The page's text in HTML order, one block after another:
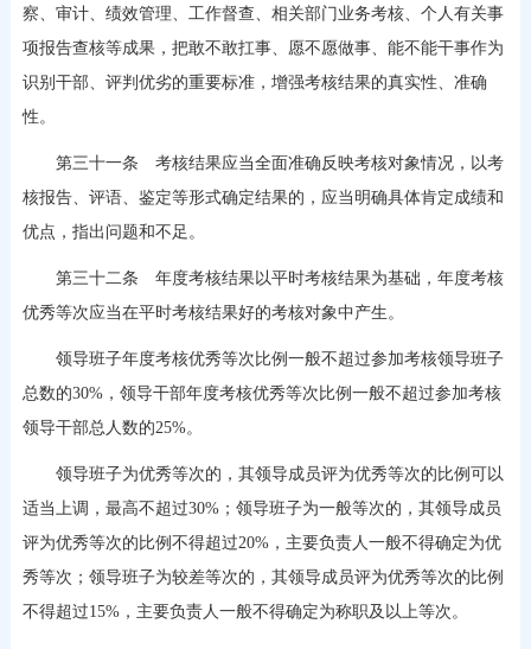
察、审计、绩效管理、工作督查、相关部门业务考核、个人有关事
项报告查核等成果，把敢不敢扛事、愿不愿做事、能不能干事作为
识别干部、评判优劣的重要标准，增强考核结果的真实性、准确
性。
第三十一条 考核结果应当全面准确反映考核对象情况，以考
核报告、评语、鉴定等形式确定结果的，应当明确具体肯定成绩和
优点，指出问题和不足。
第三十二条 年度考核结果以平时考核结果为基础，年度考核
优秀等次应当在平时考核结果好的考核对象中产生。
领导班子年度考核优秀等次比例一般不超过参加考核领导班子
总数的30%，领导干部年度考核优秀等次比例一般不超过参加考核
领导干部总人数的25%。
领导班子为优秀等次的，其领导成员评为优秀等次的比例可以
适当上调，最高不超过30%；领导班子为一般等次的，其领导成员
评为优秀等次的比例不得超过20%，主要负责人一般不得确定为优
秀等次；领导班子为较差等次的，其领导成员评为优秀等次的比例
不得超过15%，主要负责人一般不得确定为称职及以上等次。